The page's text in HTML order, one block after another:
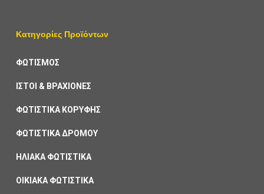
Κατηγορίες Προϊόντων
ΦΩΤΙΣΜΟΣ
ΙΣΤΟΙ & ΒΡΑΧΙΟΝΕΣ
ΦΩΤΙΣΤΙΚΑ ΚΟΡΥΦΗΣ
ΦΩΤΙΣΤΙΚΑ ΔΡΟΜΟΥ
ΗΛΙΑΚΑ ΦΩΤΙΣΤΙΚΑ
ΟΙΚΙΑΚΑ ΦΩΤΙΣΤΙΚΑ